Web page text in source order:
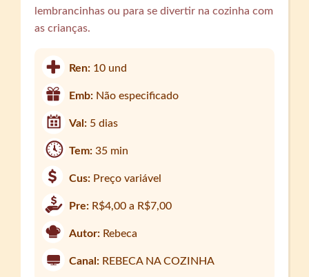
lembrancinhas ou para se divertir na cozinha com
as crianças.
Ren: 10 und
Emb: Não especificado
Val: 5 dias
Tem:35 min
Cus: Preço variável
Pre: R$4,00 a R$7,00
Autor: Rebeca
Canal: REBECA NA COZINHA